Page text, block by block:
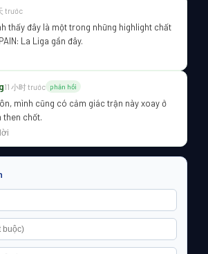
trước
thấy đây là một trong những highlight chất
La Liga gần đây.
11 小时 trước phản hồi
mình cũng có cảm giác trận này xoay ở
then chốt.